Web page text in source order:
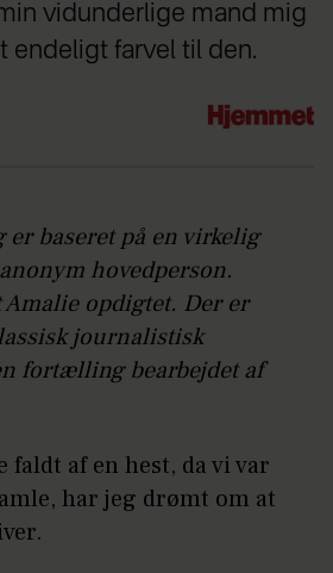
vidunderlige mand mig
endeligt farvel til den.
er baseret på en virkelig
hovedperson.
opdigtet. Der er
journalistisk
fortælling bearbejdet af
faldt af en hest, da vi var
har jeg drømt om at